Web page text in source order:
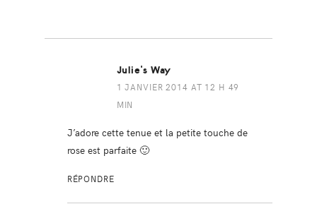
Julie's Way
1 JANVIER 2014 AT 12 H 49
MIN
J’adore cette tenue et la petite touche de
rose est parfaite 🙂
RÉPONDRE